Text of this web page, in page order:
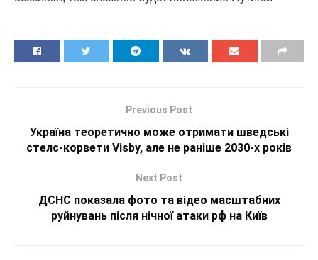
Previous Post
Україна теоретично може отримати шведські
стелс-корвети Visby, але не раніше 2030-х років
Next Post
ДСНС показала фото та відео масштабних
руйнувань після нічної атаки рф на Київ